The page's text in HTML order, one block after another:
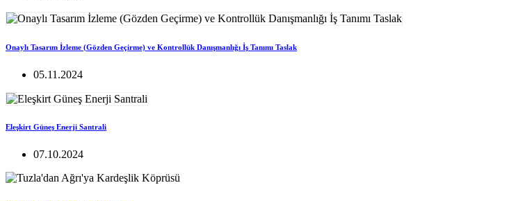
Onaylı Tasarım İzleme (Gözden Geçirme) ve Kontrollük Danışmanlığı İş Tanımı Taslak
05.11.2024
Eleşkirt Güneş Enerji Santrali
07.10.2024